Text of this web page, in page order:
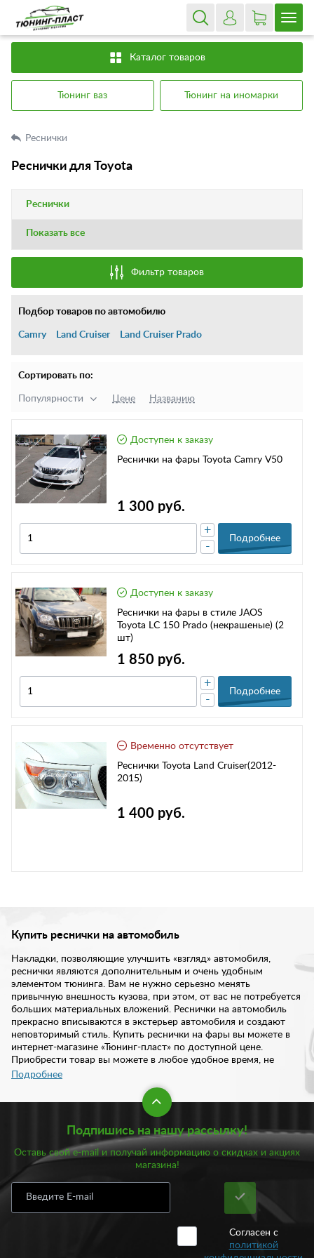
Каталог товаров
Тюнинг ваз Тюнинг на иномарки
Реснички
Реснички для Toyota
Реснички
Показать все
Фильтр товаров
Подбор товаров по автомобилю
Camry Land Cruiser Land Cruiser Prado
Сортировать по:
Популярности Цене Названию
Доступен к заказу
Реснички на фары Toyota Camry V50
1 300 руб.
-
+
Подробнее
Доступен к заказу
Реснички на фары в стиле JAOS
Toyota LC 150 Prado (некрашеные) (2
шт)
1 850 руб.
-
+
Подробнее
Временно отсутствует
Реснички Toyota Land Cruiser(2012-
2015)
1 400 руб.
Купить реснички на автомобиль
Накладки, позволяющие улучшить «взгляд» автомобиля,
реснички являются дополнительным и очень удобным
элементом тюнинга. Вам не нужно серьезно менять
привычную внешность кузова, при этом, от вас не потребуется
больших материальных вложений. Реснички на автомобиль
прекрасно вписываются в экстерьер автомобиля и создают
неповторимый стиль. Купить реснички на фары вы можете в
интернет-магазине «Тюнинг-пласт» по доступной цене.
Приобрести товар вы можете в любое удобное время, не
выходя из дома или офиса.
Реснички устанавливаются на фары, изменяя тем самым
«взгляд» автомобиля. Элемент добавляет эффект
прищуренного взгляда. Благодаря ресничкам экстерьер
приобретает более современные и стильные черты. В нашем
каталоге вы найдете реснички различного дизайна, который
вы можете подобрать в зависимости от модели и марки авто.
Ассортименте включает узкие и широкие варианты. Все они
делают «взгляд» автомобиля более выразительным. При этом,
реснички прекрасно гармонируют со всеми остальными
Для создания особенного стиля, не похожего ни на один
Подробнее
Подпишись на нашу рассылку!
Оставь свой e-mail и получай информацию о скидках и акциях
магазина!
Согласен с
политикой